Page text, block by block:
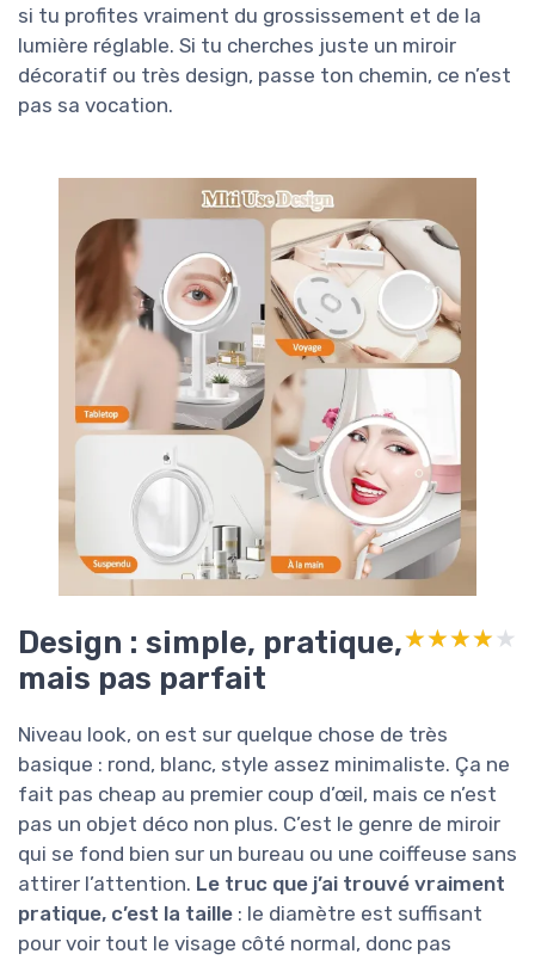
si tu profites vraiment du grossissement et de la
lumière réglable. Si tu cherches juste un miroir
décoratif ou très design, passe ton chemin, ce n’est
pas sa vocation.
Design : simple, pratique,
mais pas parfait
★★★★★
★★★★★
Niveau look, on est sur quelque chose de très
basique : rond, blanc, style assez minimaliste. Ça ne
fait pas cheap au premier coup d’œil, mais ce n’est
pas un objet déco non plus. C’est le genre de miroir
qui se fond bien sur un bureau ou une coiffeuse sans
attirer l’attention. Le truc que j’ai trouvé vraiment
pratique, c’est la taille : le diamètre est suffisant
pour voir tout le visage côté normal, donc pas